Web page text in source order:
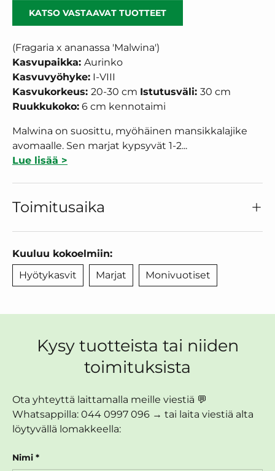
KATSO VASTAAVAT TUOTTEET
(Fragaria x ananassa 'Malwina')
Kasvupaikka: Aurinko
Kasvuvyöhyke: I-VIII
Kasvukorkeus: 20-30 cm Istutusväli: 30 cm
Ruukkukoko: 6 cm kennotaimi
Malwina on suosittu, myöhäinen mansikkalajike
avomaalle. Sen marjat kypsyvät 1-2...
Lue lisää >
Toimitusaika
Kuuluu kokoelmiin:
Hyötykasvit
Marjat Monivuotiset
Kysy tuotteista tai niiden
toimituksista
Ota yhteyttä laittamalla meille viestiä 💬
Whatsappilla: 044 0997 096 → tai laita viestiä alta
löytyvällä lomakkeella:
Nimi